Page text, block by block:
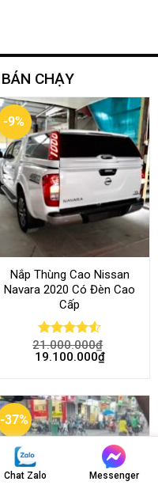
CHẠY
-9%
Nắp Thùng Cao Nissan
Navara 2020 Có Đèn Cao
Cấp
Rated4.52
out of 5
21.000.000₫
19.100.000₫
-37%
Chat Zalo Messenger